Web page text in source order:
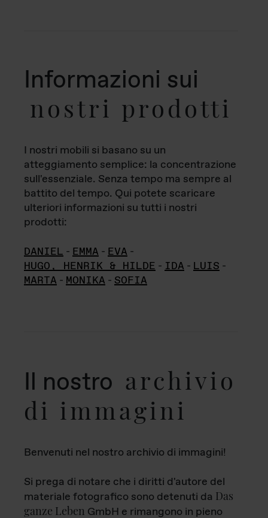
Informazioni sui
nostri prodotti
I nostri mobili si basano su un
atteggiamento semplice: la concentrazione
sull'essenziale. Senza tempo ma sempre al
battito del tempo. Qui potete scaricare
ulteriori informazioni su tutti i nostri
prodotti:
DANIEL - EMMA - EVA -
HUGO, HENRIK & HILDE - IDA - LUIS -
MARTA - MONIKA - SOFIA
Il nostro archivio
di immagini
Benvenuti nel nostro archivio di immagini!
Si prega di notare che i diritti d'autore del
materiale fotografico sono detenuti da Das
ganze Leben GmbH e rimangono in pieno